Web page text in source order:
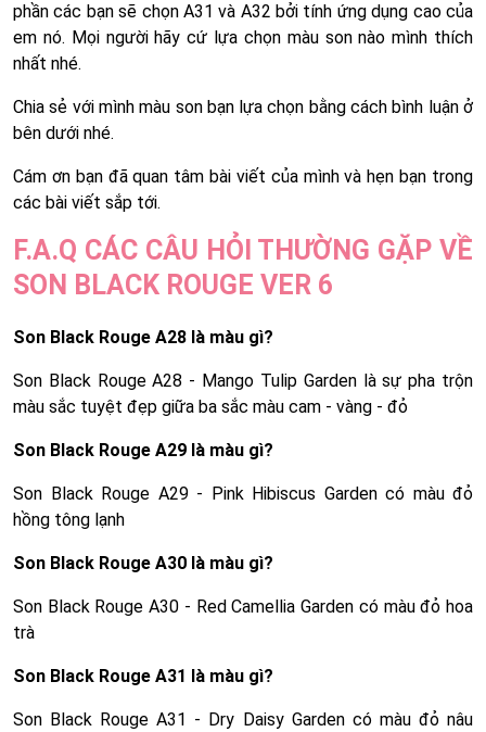
phần các bạn sẽ chọn A31 và A32 bởi tính ứng dụng cao của
em nó. Mọi người hãy cứ lựa chọn màu son nào mình thích
nhất nhé.
Chia sẻ với mình màu son bạn lựa chọn bằng cách bình luận ở
bên dưới nhé.
Cám ơn bạn đã quan tâm bài viết của mình và hẹn bạn trong
các bài viết sắp tới.
F.A.Q CÁC CÂU HỎI THƯỜNG GẶP VỀ
SON BLACK ROUGE VER 6
Son Black Rouge A28 là màu gì?
Son Black Rouge A28 - Mango Tulip Garden là sự pha trộn
màu sắc tuyệt đẹp giữa ba sắc màu cam - vàng - đỏ
Son Black Rouge A29 là màu gì?
Son Black Rouge A29 - Pink Hibiscus Garden có màu đỏ
hồng tông lạnh
Son Black Rouge A30 là màu gì?
Son Black Rouge A30 - Red Camellia Garden có màu đỏ hoa
trà
Son Black Rouge A31 là màu gì?
Son Black Rouge A31 - Dry Daisy Garden có màu đỏ nâu